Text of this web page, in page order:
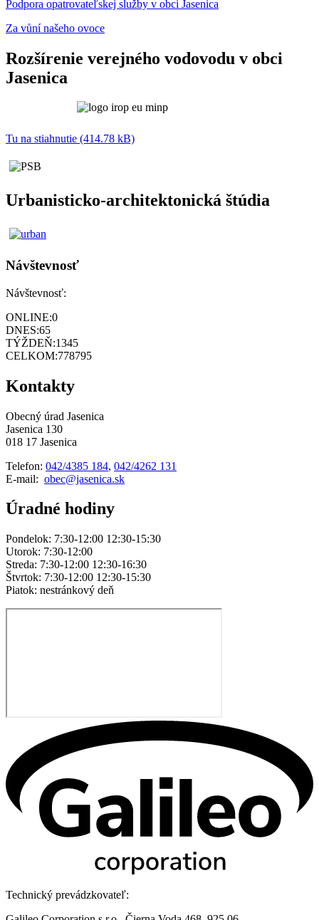
Podpora opatrovateľskej služby v obci Jasenica
Za vůní našeho ovoce
Rozšírenie verejného vodovodu v obci
Jasenica
Tu na stiahnutie (414.78 kB)
Urbanisticko-architektonická štúdia
Návštevnosť
Návštevnosť:
ONLINE:0
DNES:65
TÝŽDEŇ:1345
CELKOM:778795
Kontakty
Obecný úrad Jasenica
Jasenica 130
018 17 Jasenica
Telefon: 042/4385 184, 042/4262 131
E-mail: obec@jasenica.sk
Úradné hodiny
Pondelok: 7:30-12:00 12:30-15:30
Utorok: 7:30-12:00
Streda: 7:30-12:00 12:30-16:30
Štvrtok: 7:30-12:00 12:30-15:30
Piatok: nestránkový deň
Technický prevádzkovateľ: